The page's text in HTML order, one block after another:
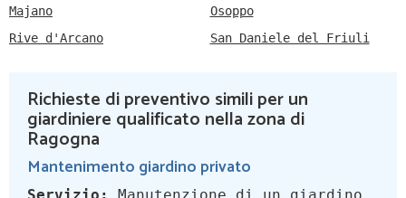
Majano
Osoppo
Rive d'Arcano
San Daniele del Friuli
Richieste di preventivo simili per un
giardiniere qualificato nella zona di
Ragogna
Mantenimento giardino privato